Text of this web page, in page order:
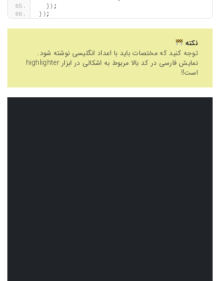
}) ;
}) ;
نکته
توجه کنید که مختصات باید با اعداد انگلیسی نوشته شود.
نمایش فارسی در کد بالا مربوط به اشکالی در ابزار highlighter
است!!